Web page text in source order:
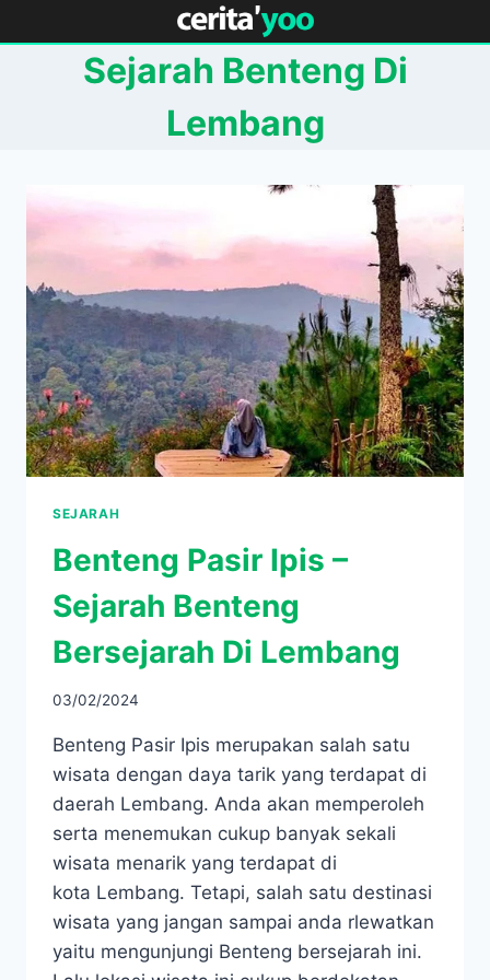
to
Sejarah Benteng Di
Lembang
SEJARAH
Benteng Pasir Ipis –
Sejarah Benteng
Bersejarah Di Lembang
03/02/2024
Benteng Pasir Ipis merupakan salah satu
wisata dengan daya tarik yang terdapat di
daerah Lembang. Anda akan memperoleh
serta menemukan cukup banyak sekali
wisata menarik yang terdapat di
kota Lembang. Tetapi, salah satu destinasi
wisata yang jangan sampai anda rlewatkan
yaitu mengunjungi Benteng bersejarah ini.